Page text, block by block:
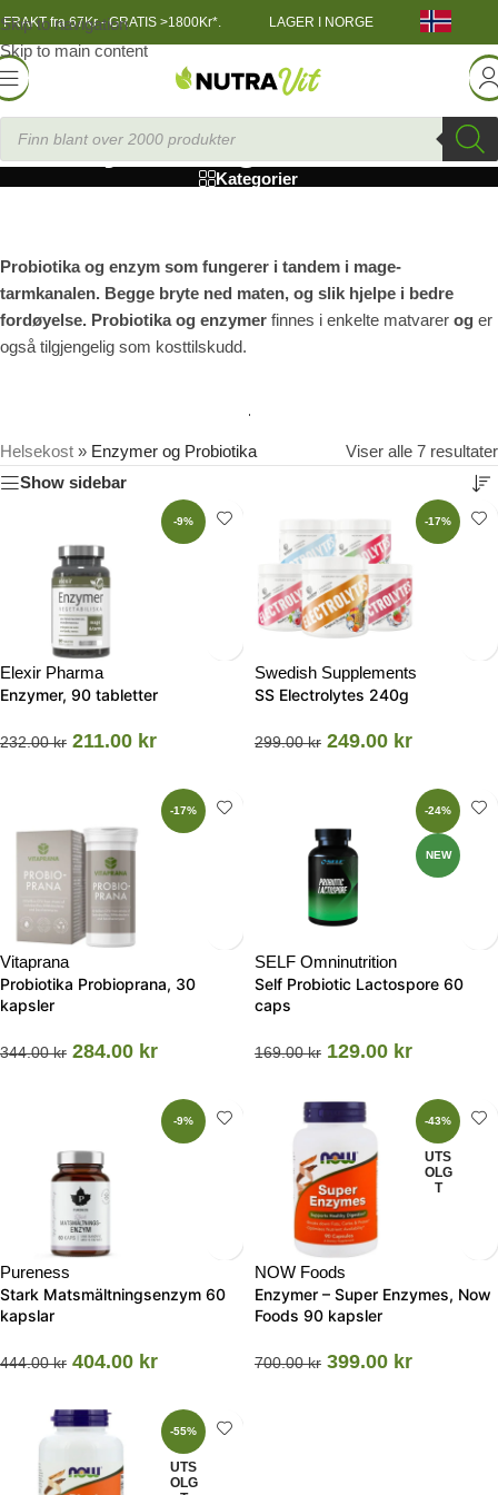
Skip to navigation
Skip to main content
FRAKT fra 67Kr - GRATIS >1800Kr*. LAGER I NORGE
Enzymer og Probiotika
Kategorier
Probiotika og enzym som fungerer i tandem i mage-
tarmkanalen. Begge bryte ned maten, og slik hjelpe i bedre
fordøyelse. Probiotika og enzymer finnes i enkelte matvarer og er
også tilgjengelig som kosttilskudd.
Helsekost » Enzymer og Probiotika
Viser alle 7 resultater
Show sidebar
-9%
Elexir Pharma
Enzymer, 90 tabletter
232.00kr 211.00 kr
-17%
Swedish Supplements
SS Electrolytes 240g
299.00kr 249.00 kr
-17%
Vitaprana
Probiotika Probioprana, 30
kapsler
344.00kr 284.00 kr
-24%
NEW
SELF Omninutrition
Self Probiotic Lactospore 60
caps
169.00kr 129.00 kr
-9%
Pureness
Stark Matsmältningsenzym 60
kapslar
444.00kr 404.00 kr
-43%
UTS
OLG
T
NOW Foods
Enzymer – Super Enzymes, Now
Foods 90 kapsler
700.00kr 399.00 kr
-55%
UTS
OLG